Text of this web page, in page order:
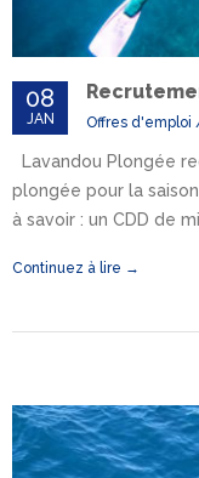
08
JAN Offres d'emploi
Lavandou Plongée
plongée pour la
à savoir : un CDD de
Continuez à lire →